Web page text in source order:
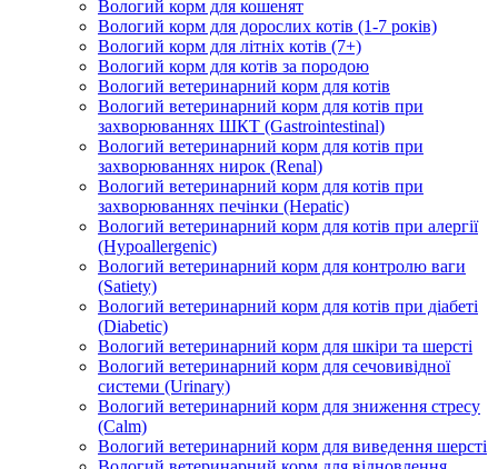
Вологий корм для кошенят
Вологий корм для дорослих котів (1-7 років)
Вологий корм для літніх котів (7+)
Вологий корм для котів за породою
Вологий ветеринарний корм для котів
Вологий ветеринарний корм для котів при
захворюваннях ШКТ (Gastrointestinal)
Вологий ветеринарний корм для котів при
захворюваннях нирок (Renal)
Вологий ветеринарний корм для котів при
захворюваннях печінки (Hepatic)
Вологий ветеринарний корм для котів при алергії
(Hypoallergenic)
Вологий ветеринарний корм для контролю ваги
(Satiety)
Вологий ветеринарний корм для котів при діабеті
(Diabetic)
Вологий ветеринарний корм для шкіри та шерсті
Вологий ветеринарний корм для сечовивідної
системи (Urinary)
Вологий ветеринарний корм для зниження стресу
(Calm)
Вологий ветеринарний корм для виведення шерсті